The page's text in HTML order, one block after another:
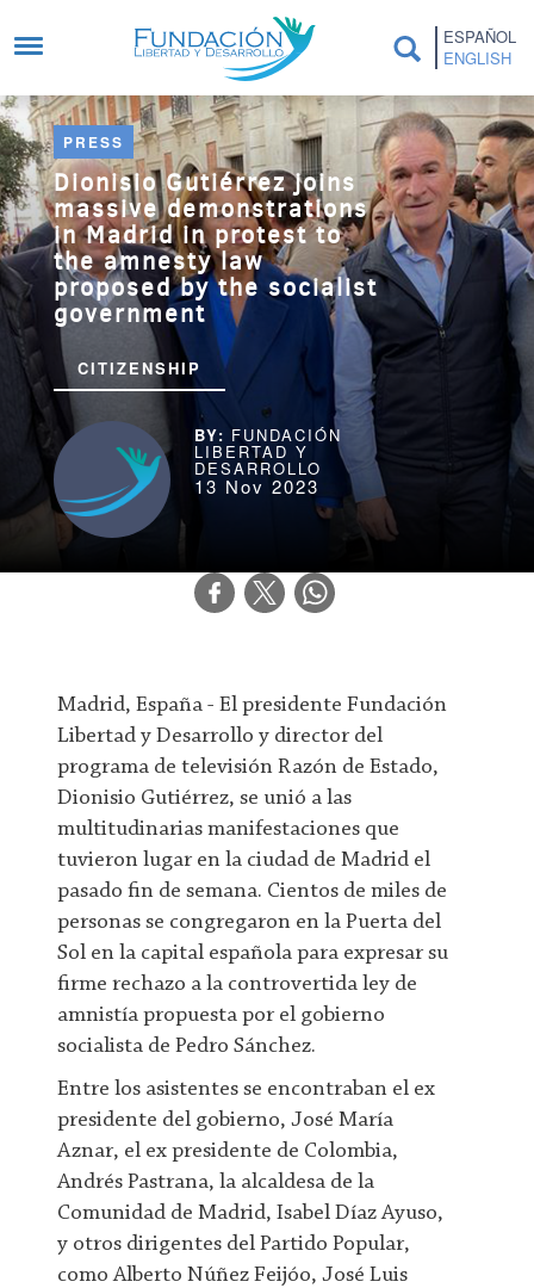
ESPAÑOL
ENGLISH
PRESS
Dionisio Gutiérrez joins
massive demonstrations
in Madrid in protest to
the amnesty law
proposed by the socialist
government
CITIZENSHIP
FUNDACIÓN
LIBERTAD Y
DESARROLLO
13 Nov 2023
Madrid, España - El presidente Fundación
Libertad y Desarrollo y director del
programa de televisión Razón de Estado,
Dionisio Gutiérrez, se unió a las
multitudinarias manifestaciones que
tuvieron lugar en la ciudad de Madrid el
pasado fin de semana. Cientos de miles de
personas se congregaron en la Puerta del
Sol en la capital española para expresar su
firme rechazo a la controvertida ley de
amnistía propuesta por el gobierno
socialista de Pedro Sánchez.
Entre los asistentes se encontraban el ex
presidente del gobierno, José María
Aznar, el ex presidente de Colombia,
Andrés Pastrana, la alcaldesa de la
Comunidad de Madrid, Isabel Díaz Ayuso,
y otros dirigentes del Partido Popular,
como Alberto Núñez Feijóo, José Luis